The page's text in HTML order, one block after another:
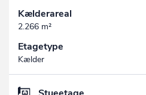
Kælderareal
2.266 m²
Etagetype
Kælder